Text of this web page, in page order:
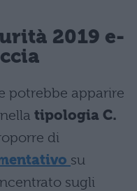
2019 e-
potrebbe apparire
tipologia C.
di
su
sugli